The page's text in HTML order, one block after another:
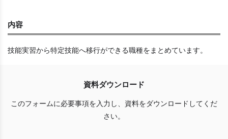
内容
技能実習から特定技能へ移行ができる職種をまとめています。
資料ダウンロード
このフォームに必要事項を入力し、資料をダウンロードしてくだ
さい。